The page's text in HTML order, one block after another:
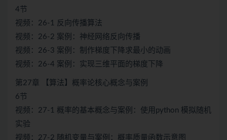
4节
视频：26-1 反向传播算法
视频：26-2 案例：神经网络反向传播
视频：26-3 案例：制作梯度下降求最小的动画
视频：26-4 案例：实现三维平面的梯度下降
第27章 【算法】概率论核心概念与案例
6节
视频：27-1 概率的基本概念与案例：使用python 模拟随机
实验
视频：27-2 随机变量与案例：概率质量函数示意图